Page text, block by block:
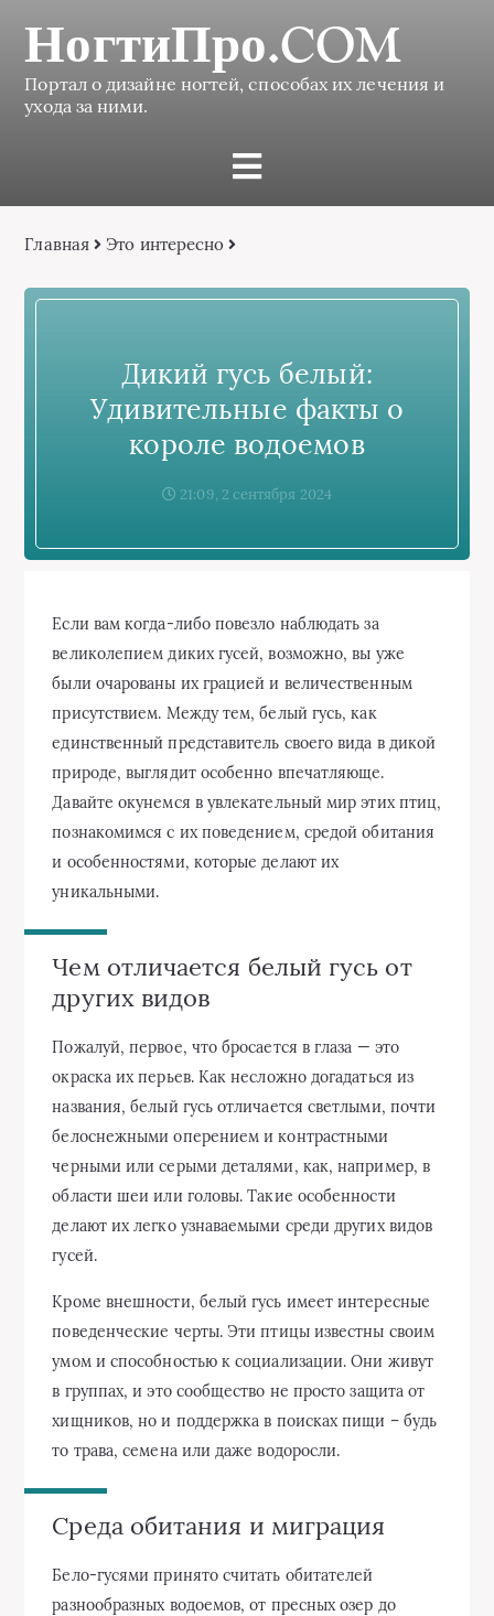
НогтиПро.COM
Портал о дизайне ногтей, способах их лечения и
ухода за ними.
Главная Это интересно
Дикий гусь белый:
Удивительные факты о
короле водоемов
21:09, 2 сентября 2024
Если вам когда-либо повезло наблюдать за
великолепием диких гусей, возможно, вы уже
были очарованы их грацией и величественным
присутствием. Между тем, белый гусь, как
единственный представитель своего вида в дикой
природе, выглядит особенно впечатляюще.
Давайте окунемся в увлекательный мир этих птиц,
познакомимся с их поведением, средой обитания
и особенностями, которые делают их
уникальными.
Чем отличается белый гусь от
других видов
Пожалуй, первое, что бросается в глаза — это
окраска их перьев. Как несложно догадаться из
названия, белый гусь отличается светлыми, почти
белоснежными оперением и контрастными
черными или серыми деталями, как, например, в
области шеи или головы. Такие особенности
делают их легко узнаваемыми среди других видов
гусей.
Кроме внешности, белый гусь имеет интересные
поведенческие черты. Эти птицы известны своим
умом и способностью к социализации. Они живут
в группах, и это сообщество не просто защита от
хищников, но и поддержка в поисках пищи – будь
то трава, семена или даже водоросли.
Среда обитания и миграция
Бело-гусями принято считать обитателей
разнообразных водоемов, от пресных озер до